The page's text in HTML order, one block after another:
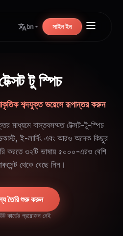
bn সাইন ইন
টু স্পিচ
শব্দযুক্ত ভয়েসে রূপান্তর করুন
মাধ্যমে বাস্তবসম্মত টেক্সট-টু-স্পিচ
ই-লার্নিং এবং আরও অনেক কিছুর
করতে ৩২টি ভাষায় ৫০০০-এরও বেশি
থেকে বেছে নিন।
তৈরি শুরু করুন
কার্ডের প্রয়োজন নেই